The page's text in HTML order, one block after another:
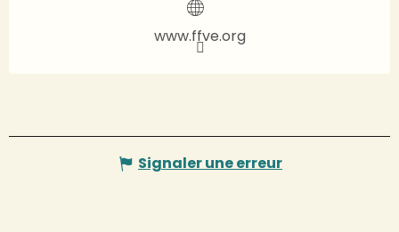
www.ffve.org
Signaler une erreur